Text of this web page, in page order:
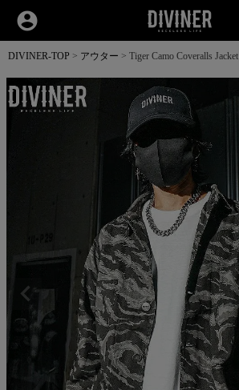
account_circle
DIVINER-TOP アウター Tiger Camo Coveralls Jacket